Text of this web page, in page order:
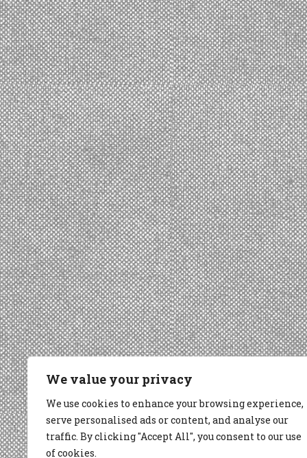
We value your privacy
We use cookies to enhance your browsing experience,
serve personalised ads or content, and analyse our
traffic. By clicking "Accept All", you consent to our use
of cookies.